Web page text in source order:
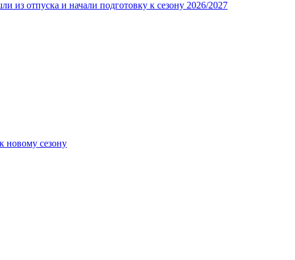
из отпуска и начали подготовку к сезону 2026/2027
новому сезону